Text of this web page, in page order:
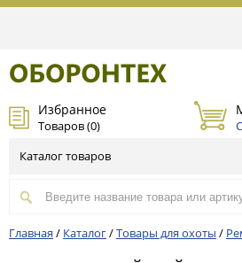
Избранное
Товаров (0)
Каталог товаров
Главная / Каталог/Товары для охоты /